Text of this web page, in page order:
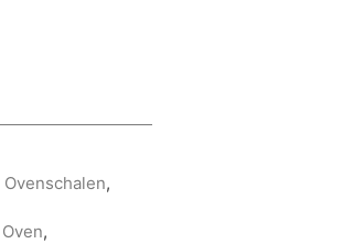
Ovenschalen,
Oven,